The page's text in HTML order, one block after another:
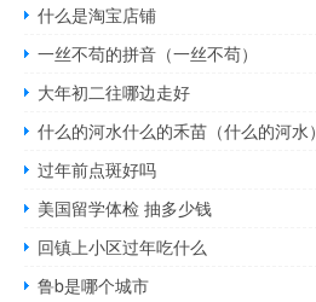
什么是淘宝店铺
一丝不苟的拼音（一丝不苟）
大年初二往哪边走好
什么的河水什么的禾苗（什么的河水）
过年前点斑好吗
美国留学体检 抽多少钱
回镇上小区过年吃什么
鲁b是哪个城市